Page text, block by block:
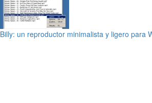
Billy: un reproductor minimalista y ligero para